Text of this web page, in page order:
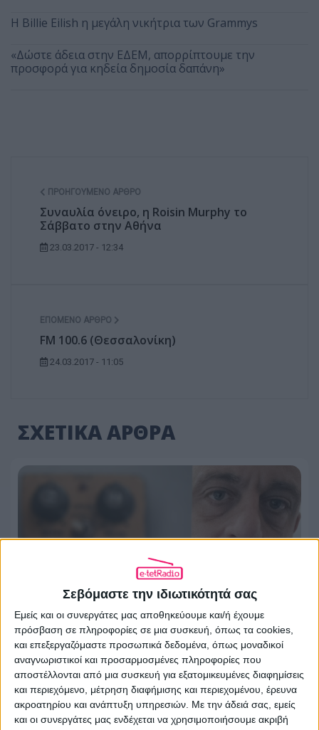
Σεβόμαστε την ιδιωτικότητά σας
Εμείς και οι συνεργάτες μας αποθηκεύουμε και/ή έχουμε
πρόσβαση σε πληροφορίες σε μια συσκευή, όπως τα cookies,
και επεξεργαζόμαστε προσωπικά δεδομένα, όπως μοναδικοί
αναγνωριστικοί και προσαρμοσμένες πληροφορίες που
αποστέλλονται από μια συσκευή για εξατομικευμένες διαφημίσεις
και περιεχόμενο, μέτρηση διαφήμισης και περιεχομένου, έρευνα
ακροατηρίου και ανάπτυξη υπηρεσιών. Με την άδειά σας, εμείς
και οι συνεργάτες μας ενδέχεται να χρησιμοποιήσουμε ακριβή
Η Billie Eilish η μεγάλη νικήτρια των Grammys
«Δώστε άδεια στην ΕΔΕΜ, απορρίπτουμε την
προσφορά για κηδεία δημοσία δαπάνη»
ΠΡΟΗΓΟΎΜΕΝΟ ΆΡΘΡΟ
Συναυλία όνειρο, η Roisin Murphy το
Σάββατο στην Αθήνα
23.03.2017 - 12:34
ΕΠΌΜΕΝΟ ΆΡΘΡΟ
FM 100.6 (Θεσσαλονίκη)
24.03.2017 - 11:05
ΣΧΕΤΙΚΑ ΑΡΘΡΑ
Πάνος Πουλίζος: Η μουσική δεν
αφήνει να σε «καταπιούν»
05.08.2026 - 17:08